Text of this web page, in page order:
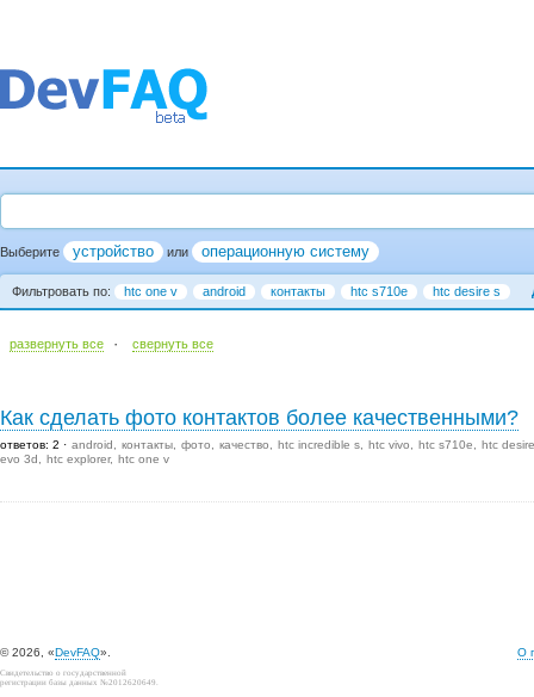
Выберите устройство или операционную систему
Фильтровать по: htc one v android контакты htc s710e htc desire s
развернуть все · cвернуть все
Как сделать фото контактов более качественными?
ответов: 2 android контакты фото качество htc incredible s htc vivo htc s710e
htc
evo 3d
htc explorer htc one v
© 2026, «DevFAQ». О
Свидетельство о государственной
регистрации базы данных №2012620649.